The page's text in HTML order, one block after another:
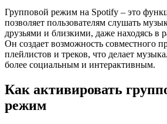
Групповой режим на Spotify – это
позволяет пользователям слушать
друзьями и близкими, даже находясь в
Он создает возможность совместного
плейлистов и треков, что делает
более социальным и интерактивным.
Как активировать
режим